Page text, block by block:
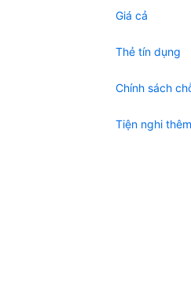
Giá cả
Thẻ tín dụng
Chính sách
Tiện nghi thêm